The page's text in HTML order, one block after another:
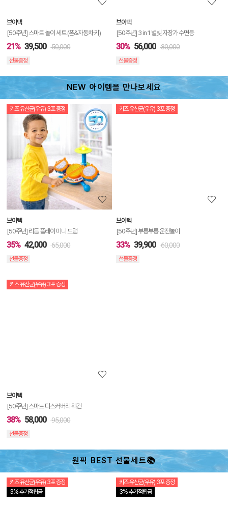
기
브이텍
[50주년] 스마트 놀이 세트 (폰&자동차 키)
21% 39,500 50,000
선물증정
브이텍
[50주년] 3 in 1 별빛 자장가 수면등
30% 56,000 80,000
선물증정
NEW 아이템을 만나보세요
키즈 유산균(우유) 3포 증정
상
상
정
보
보
기
브이텍
[50주년] 리듬 플레이 미니 드럼
35% 42,000 65,000
선물증정
키즈 유산균(우유) 3포 증정
브이텍
[50주년] 부릉부릉 운전놀이
33% 39,900 60,000
선물증정
키즈 유산균(우유) 3포 증정
브이텍
[50주년] 스마트 디스커버리 웨건
38% 58,000 95,000
선물증정
원픽 BEST 선물세트📚
3% 추가적립금
키즈 유산균(우유) 3포 증정
상
3% 추가적립금
키즈 유산균(우유) 3포 증정